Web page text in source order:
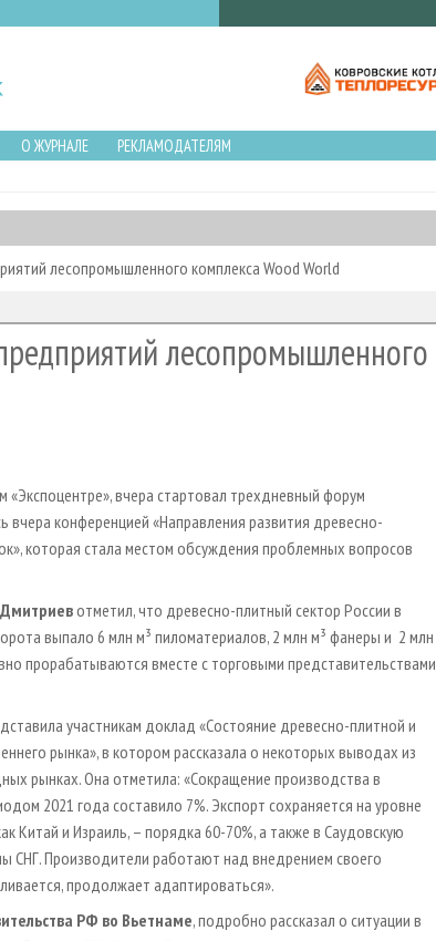
О ЖУРНАЛЕ
РЕКЛАМОДАТЕЛЯМ
лесопромышленного комплекса Wood World
лесопромышленного
вчера стартовал трехдневный форум
конференцией «Направления развития древесно-
которая стала местом обсуждения проблемных вопросов
отметил, что древесно-плитный сектор России в
выпало 6 млн м³ пиломатериалов, 2 млн м³ фанеры и 2 млн
прорабатываются вместе с торговыми представительствами
участникам доклад «Состояние древесно-плитной и
рынка», в котором рассказала о некоторых выводах из
рынках. Она отметила: «Сокращение производства в
2021 года составило 7%. Экспорт сохраняется на уровне
Китай и Израиль, – порядка 60-70%, а также в Саудовскую
СНГ. Производители работают над внедрением своего
продолжает адаптироваться».
РФ во Вьетнаме, подробно рассказал о ситуации в